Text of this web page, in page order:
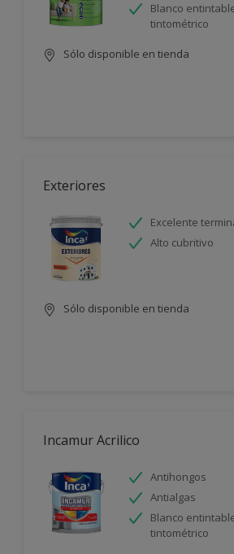
Blanco
tintométrico
Sólo disponible en tienda
Exteriores
Excelente
Alto cubritivo
Sólo disponible en tienda
Incamur Acrilico
Antihongos
Antialgas
Blanco
tintométrico